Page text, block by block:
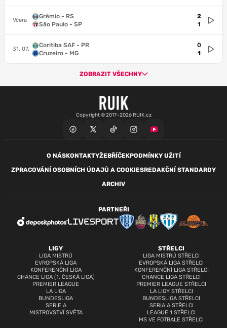
Včera
Grêmio - RS
São Paulo - SP
2
1
31. 07.
Coritiba SAF - PR
Cruzeiro - MG
0
1
ZOBRAZIT VŠECHNY
Copyright © 2017–2026 RUIK.cz
O NÁSKONTAKTYŽEBŘÍČEKPODMÍNKY UŽITÍ
ZPRACOVÁNÍ OSOBNÍCH ÚDAJŮ A COOKIESREDAKČNÍ STANDARDY
ARCHIV
LIGY
LIGA MISTRŮ
EVROPSKÁ LIGA
KONFERENČNÍ LIGA
CHANCE LIGA (1. ČESKÁ LIGA)
PREMIER LEAGUE
LA LIGA
BUNDESLIGA
SERIE A
MISTROVSTVÍ SVĚTA
STŘELCI
LIGA MISTRŮ STŘELCI
EVROPSKÁ LIGA STŘELCI
KONFERENČNÍ LIGA STŘELCI
CHANCE LIGA STŘELCI
PREMIER LEAGUE STŘELCI
LA LIGY STŘELCI
BUNDESLIGA STŘELCI
SERIA A STŘELCI
LEAGUE 1 STŘELCI
MS VE FOTBALE STŘELCI
PARTNEŘI